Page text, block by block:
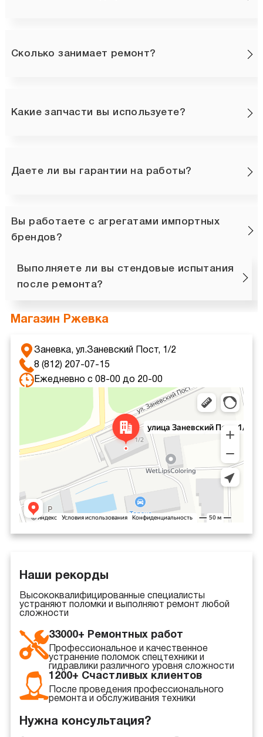
Сколько занимает ремонт?
Какие запчасти вы используете?
Даете ли вы гарантии на работы?
Вы работаете с агрегатами импортных
брендов?
Выполняете ли вы стендовые испытания
после ремонта?
Магазин Ржевка
Заневка, ул.Заневский Пост, 1/2
8 (812) 207-07-15
Ежедневно с 08-00 до 20-00
Яндекс Карты — транспорт, навигация, поиск мест
Наши рекорды
Высококвалифицированные специалисты
устраняют поломки и выполняют ремонт любой
сложности
33000+ Ремонтных работ
Профессиональное и качественное
устранение поломок спецтехники и
гидравлики различного уровня сложности
1200+ Счастливых клиентов
После проведения профессионального
ремонта и обслуживания техники
Нужна консультация?